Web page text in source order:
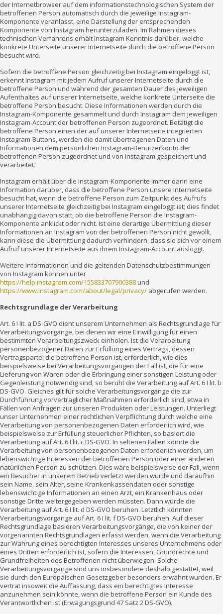
der Internetbrowser auf dem informationstechnologischen System der
betroffenen Person automatisch durch die jeweilige Instagram-
Komponente veranlasst, eine Darstellung der entsprechenden
Komponente von Instagram herunterzuladen. Im Rahmen dieses
technischen Verfahrens erhält Instagram Kenntnis darüber, welche
konkrete Unterseite unserer Internetseite durch die betroffene Person
besucht wird.
Sofern die betroffene Person gleichzeitig bei Instagram eingeloggt ist,
erkennt Instagram mit jedem Aufruf unserer Internetseite durch die
betroffene Person und während der gesamten Dauer des jeweiligen
Aufenthaltes auf unserer Internetseite, welche konkrete Unterseite die
betroffene Person besucht. Diese Informationen werden durch die
Instagram-Komponente gesammelt und durch Instagram dem jeweiligen
Instagram-Account der betroffenen Person zugeordnet. Betätigt die
betroffene Person einen der auf unserer Internetseite integrierten
Instagram-Buttons, werden die damit übertragenen Daten und
Informationen dem persönlichen Instagram-Benutzerkonto der
betroffenen Person zugeordnet und von Instagram gespeichert und
verarbeitet.
Instagram erhält über die Instagram-Komponente immer dann eine
Information darüber, dass die betroffene Person unsere Internetseite
besucht hat, wenn die betroffene Person zum Zeitpunkt des Aufrufs
unserer Internetseite gleichzeitig bei Instagram eingeloggt ist; dies findet
unabhängig davon statt, ob die betroffene Person die Instagram-
Komponente anklickt oder nicht. Ist eine derartige Übermittlung dieser
Informationen an Instagram von der betroffenen Person nicht gewollt,
kann diese die Übermittlung dadurch verhindern, dass sie sich vor einem
Aufruf unserer Internetseite aus ihrem Instagram-Account ausloggt.
Weitere Informationen und die geltenden Datenschutzbestimmungen
von Instagram können unter
https://help.instagram.com/155833707900388und
https://www.instagram.com/about/legal/privacy/ abgerufen werden.
Rechtsgrundlage der Verarbeitung
Art. 6 I lit. a DS-GVO dient unserem Unternehmen als Rechtsgrundlage für
Verarbeitungsvorgänge, bei denen wir eine Einwilligung für einen
bestimmten Verarbeitungszweck einholen. Ist die Verarbeitung
personenbezogener Daten zur Erfüllung eines Vertrags, dessen
Vertragspartei die betroffene Person ist, erforderlich, wie dies
beispielsweise bei Verarbeitungsvorgängen der Fall ist, die für eine
Lieferung von Waren oder die Erbringung einer sonstigen Leistung oder
Gegenleistung notwendig sind, so beruht die Verarbeitung auf Art. 6 I lit. b
DS-GVO. Gleiches gilt für solche Verarbeitungsvorgänge die zur
Durchführung vorvertraglicher Maßnahmen erforderlich sind, etwa in
Fällen von Anfragen zur unseren Produkten oder Leistungen. Unterliegt
unser Unternehmen einer rechtlichen Verpflichtung durch welche eine
Verarbeitung von personenbezogenen Daten erforderlich wird, wie
beispielsweise zur Erfüllung steuerlicher Pflichten, so basiert die
Verarbeitung auf Art. 6 I lit. c DS-GVO. In seltenen Fällen könnte die
Verarbeitung von personenbezogenen Daten erforderlich werden, um
lebenswichtige Interessen der betroffenen Person oder einer anderen
natürlichen Person zu schützen. Dies wäre beispielsweise der Fall, wenn
ein Besucher in unserem Betrieb verletzt werden würde und daraufhin
sein Name, sein Alter, seine Krankenkassendaten oder sonstige
lebenswichtige Informationen an einen Arzt, ein Krankenhaus oder
sonstige Dritte weitergegeben werden müssten. Dann würde die
Verarbeitung auf Art. 6 I lit. d DS-GVO beruhen. Letztlich könnten
Verarbeitungsvorgänge auf Art. 6 I lit. f DS-GVO beruhen. Auf dieser
Rechtsgrundlage basieren Verarbeitungsvorgänge, die von keiner der
vorgenannten Rechtsgrundlagen erfasst werden, wenn die Verarbeitung
zur Wahrung eines berechtigten Interesses unseres Unternehmens oder
eines Dritten erforderlich ist, sofern die Interessen, Grundrechte und
Grundfreiheiten des Betroffenen nicht überwiegen. Solche
Verarbeitungsvorgänge sind uns insbesondere deshalb gestattet, weil
sie durch den Europäischen Gesetzgeber besonders erwähnt wurden. Er
vertrat insoweit die Auffassung, dass ein berechtigtes Interesse
anzunehmen sein könnte, wenn die betroffene Person ein Kunde des
Verantwortlichen ist (Erwägungsgrund 47 Satz 2 DS-GVO).